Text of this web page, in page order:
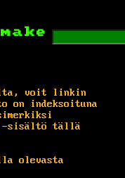
voit linkin
on indeksoituna
-sisältö tällä
olevasta